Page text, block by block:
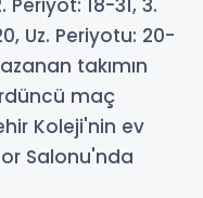
Uz. Periyotu: 20-
takımın
maç
Koleji'nin ev
Salonu'nda